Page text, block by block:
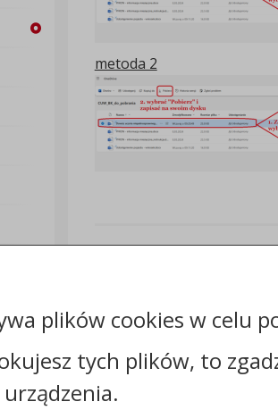
metoda 2
Kontakt:
plików cookies w celu
tych plików, to